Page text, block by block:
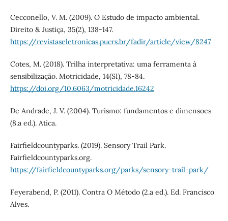
Cecconello, V. M. (2009). O Estudo de impacto ambiental.
Direito & Justiça, 35(2), 138-147.
https://revistaseletronicas.pucrs.br/fadir/article/view/8247
Cotes, M. (2018). Trilha interpretativa: uma ferramenta à
sensibilização. Motricidade, 14(SI), 78-84.
https://doi.org/10.6063/motricidade.16242
De Andrade, J. V. (2004). Turismo: fundamentos e dimensoes
(8.a ed.). Atica.
Fairfieldcountyparks. (2019). Sensory Trail Park.
Fairfieldcountyparks.org.
https://fairfieldcountyparks.org/parks/sensory-trail-park/
Feyerabend, P. (2011). Contra O Método (2.a ed.). Ed. Francisco
Alves.